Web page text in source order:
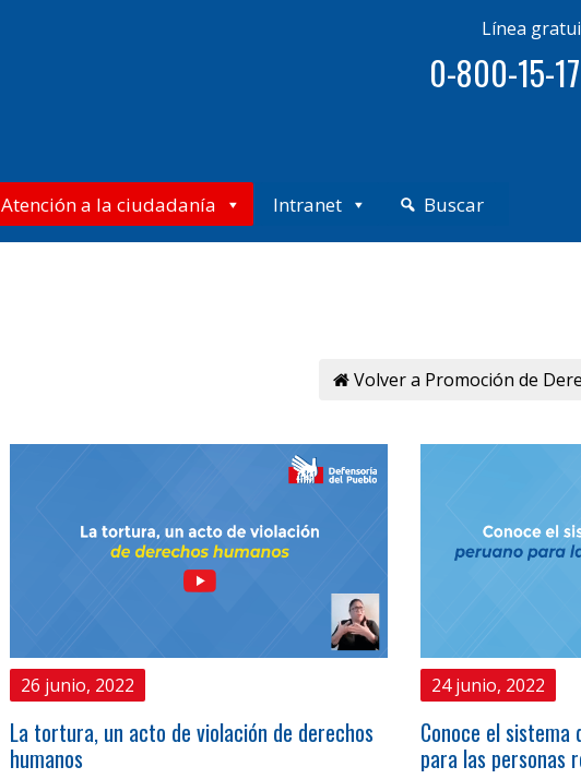
Línea
0-800-15-
Atención a la ciudadanía Intranet Buscar
Volver a Promoción de
26 junio, 2022
La tortura, un acto de violación de derechos
humanos
24 junio, 2022
Conoce el
para las personas